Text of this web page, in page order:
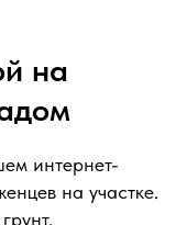
на
интернет-
на участке.